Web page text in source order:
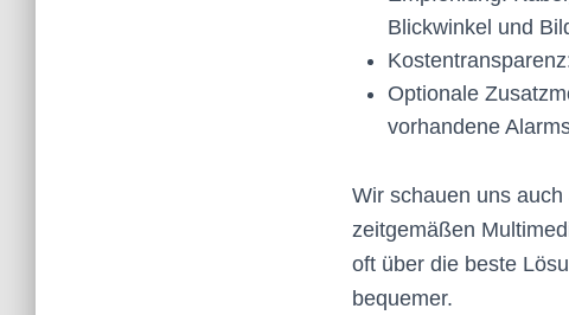
Blickwinkel und
Optionale
vorhandene
Wir schauen uns
zeitgemäßen
oft über die beste
bequemer.